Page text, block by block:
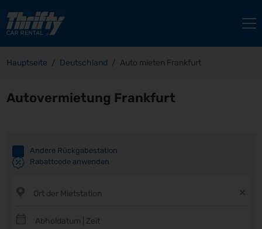
Hauptseite Deutschland Auto mieten Frankfurt
Autovermietung Frankfurt
Andere Rückgabestation
Rabattcode anwenden